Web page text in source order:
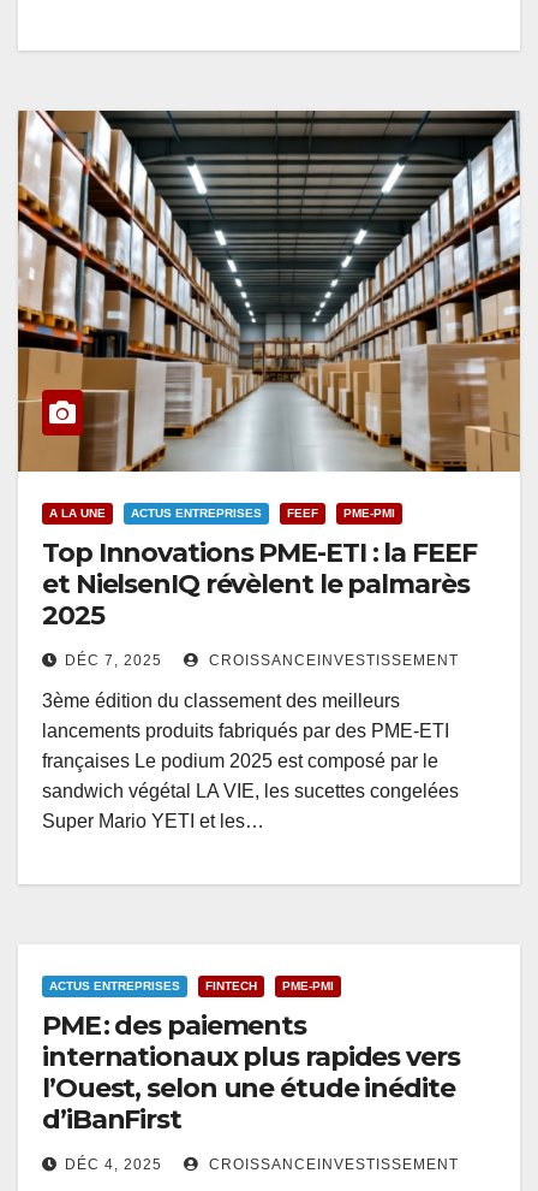
A LA UNE ACTUS ENTREPRISES FEEF PME-PMI
Top Innovations PME-ETI : la FEEF
et NielsenIQ révèlent le palmarès
2025
DÉC 7, 2025 CROISSANCEINVESTISSEMENT
3ème édition du classement des meilleurs
lancements produits fabriqués par des PME-ETI
françaises Le podium 2025 est composé par le
sandwich végétal LA VIE, les sucettes congelées
Super Mario YETI et les…
ACTUS ENTREPRISES FINTECH PME-PMI
PME : des paiements
internationaux plus rapides vers
l’Ouest, selon une étude inédite
d’iBanFirst
DÉC 4, 2025 CROISSANCEINVESTISSEMENT